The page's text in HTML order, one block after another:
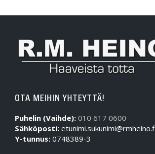
OTA MEIHIN YHTEYTTÄ!
Puhelin (Vaihde): 010 617 0600
Sähköposti:
Y-tunnus: 0748389-3